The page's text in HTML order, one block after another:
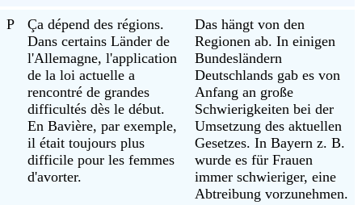
P
Ça dépend des régions.
Dans certains Länder de
l'Allemagne, l'application
de la loi actuelle a
rencontré de grandes
difficultés dès le début.
En Bavière, par exemple,
il était toujours plus
difficile pour les femmes
d'avorter.
Das hängt von den
Regionen ab. In einigen
Bundesländern
Deutschlands gab es von
Anfang an große
Schwierigkeiten bei der
Umsetzung des aktuellen
Gesetzes. In Bayern z. B.
wurde es für Frauen
immer schwieriger, eine
Abtreibung vorzunehmen.